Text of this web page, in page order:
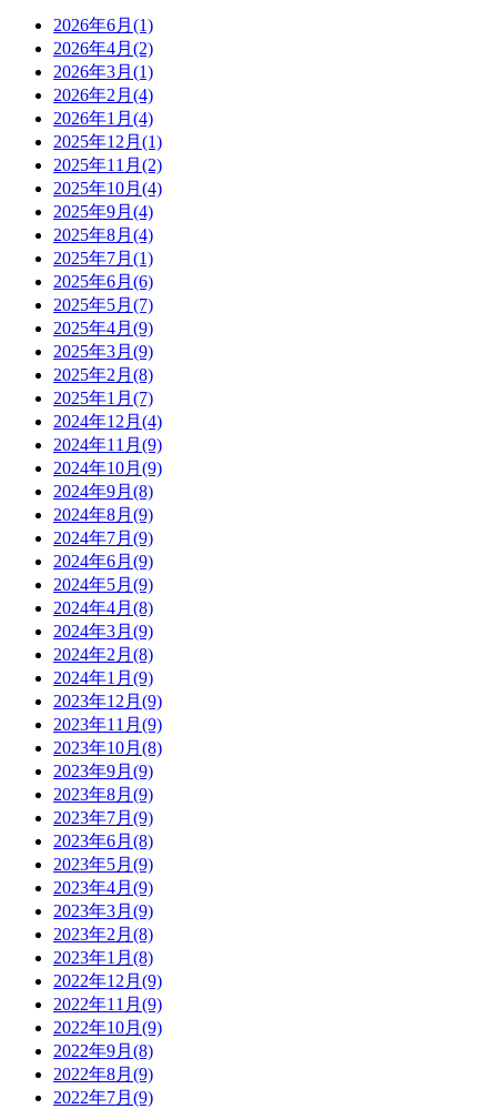
2026年6月(1)
2026年4月(2)
2026年3月(1)
2026年2月(4)
2026年1月(4)
2025年12月(1)
2025年11月(2)
2025年10月(4)
2025年9月(4)
2025年8月(4)
2025年7月(1)
2025年6月(6)
2025年5月(7)
2025年4月(9)
2025年3月(9)
2025年2月(8)
2025年1月(7)
2024年12月(4)
2024年11月(9)
2024年10月(9)
2024年9月(8)
2024年8月(9)
2024年7月(9)
2024年6月(9)
2024年5月(9)
2024年4月(8)
2024年3月(9)
2024年2月(8)
2024年1月(9)
2023年12月(9)
2023年11月(9)
2023年10月(8)
2023年9月(9)
2023年8月(9)
2023年7月(9)
2023年6月(8)
2023年5月(9)
2023年4月(9)
2023年3月(9)
2023年2月(8)
2023年1月(8)
2022年12月(9)
2022年11月(9)
2022年10月(9)
2022年9月(8)
2022年8月(9)
2022年7月(9)